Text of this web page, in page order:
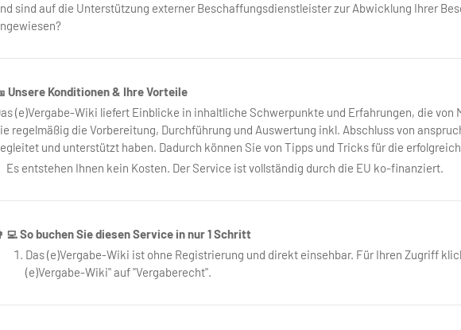
sind auf die Unterstützung externer Beschaffungsdienstleister zur Abwicklung Ihrer
Unsere Konditionen & Ihre Vorteile
(e)Vergabe-Wiki liefert Einblicke in inhaltliche Schwerpunkte und Erfahrungen, die von
regelmäßig die Vorbereitung, Durchführung und Auswertung inkl. Abschluss von
und unterstützt haben. Dadurch können Sie von Tipps und Tricks für die
Es entstehen Ihnen kein Kosten. Der Service ist vollständig durch die EU ko-finanziert.
So buchen Sie diesen Service in nur 1 Schritt
Das (e)Vergabe-Wiki ist ohne Registrierung und direkt einsehbar. Für Ihren Zugriff
(e)Vergabe-Wiki" auf "Vergaberecht".